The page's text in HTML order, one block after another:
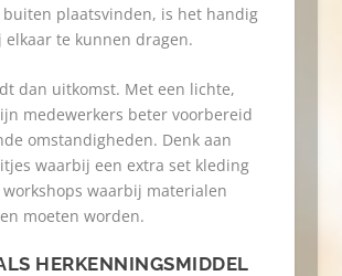
plaatsvinden, is het handig
elkaar te kunnen dragen.
dan uitkomst. Met een lichte,
medewerkers beter voorbereid
omstandigheden. Denk aan
waarbij een extra set kleding
waarbij materialen
moeten worden.
HERKENNINGSMIDDEL